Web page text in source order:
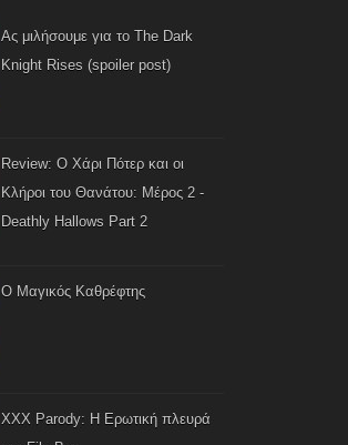
Ας μιλήσουμε για το The Dark
Knight Rises (spoiler post)
Review: Ο Χάρι Πότερ και οι
Κλήροι του Θανάτου: Μέρος 2 -
Deathly Hallows Part 2
Ο Μαγικός Καθρέφτης
XXX Parody: Η Ερωτική πλευρά